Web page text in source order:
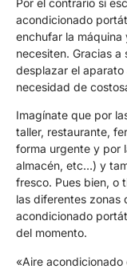
Por el contrario si
acondicionado
enchufar la máquina
necesiten. Gracias
desplazar el
necesidad de
Imagínate que por
taller, restaurante,
forma urgente y por
almacén, etc…) y
fresco. Pues bien, o
las diferentes zonas
acondicionado
del momento.
«Aire